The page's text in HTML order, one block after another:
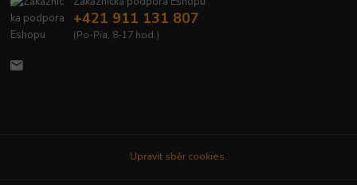
+421 911 131 807
(Po-Pia, 8-17 hod.)
Upravit sběr cookies.